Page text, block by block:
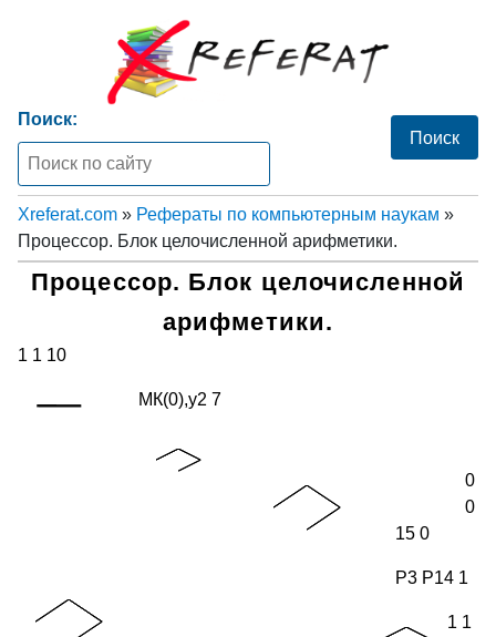
Поиск:
Xreferat.com » Рефераты по компьютерным наукам »
Процессор. Блок целочисленной арифметики.
Процессор. Блок целочисленной
арифметики.
1 1 10
МК(0),у2 7
0
0
15 0
P3 P14 1
1 1